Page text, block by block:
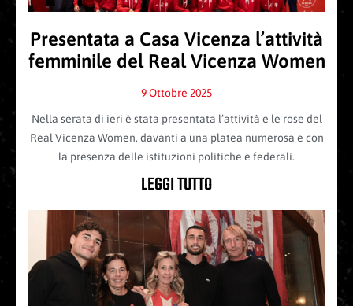
Presentata a Casa Vicenza l’attività
femminile del Real Vicenza Women
9 Ottobre 2025
Nella serata di ieri è stata presentata l’attività e le rose del
Real Vicenza Women, davanti a una platea numerosa e con
la presenza delle istituzioni politiche e federali.
LEGGI TUTTO